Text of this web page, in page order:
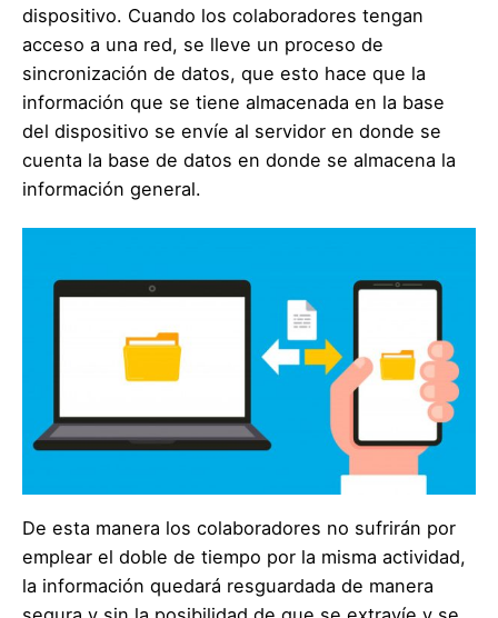
dispositivo. Cuando los colaboradores tengan
acceso a una red, se lleve un proceso de
sincronización de datos, que esto hace que la
información que se tiene almacenada en la base
del dispositivo se envíe al servidor en donde se
cuenta la base de datos en donde se almacena la
información general.
De esta manera los colaboradores no sufrirán por
emplear el doble de tiempo por la misma actividad,
la información quedará resguardada de manera